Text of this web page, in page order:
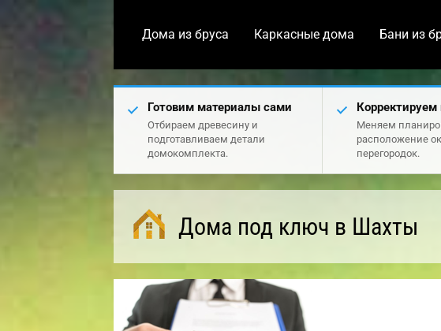
Дома из бруса Каркасные дома Бани из
Готовим материалы сами
Отбираем древесину и
подготавливаем детали
домокомплекта.
Меняем
расположение
перегородок.
Дома под ключ в Шахты